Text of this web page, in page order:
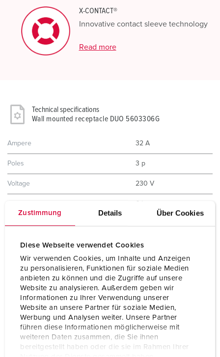
Zustimmung Details Über Cookies
Diese Webseite verwendet Cookies
Wir verwenden Cookies, um Inhalte und Anzeigen
zu personalisieren, Funktionen für soziale Medien
anbieten zu können und die Zugriffe auf unsere
Website zu analysieren. Außerdem geben wir
Informationen zu Ihrer Verwendung unserer
Website an unsere Partner für soziale Medien,
Werbung und Analysen weiter. Unsere Partner
führen diese Informationen möglicherweise mit
weiteren Daten zusammen, die Sie ihnen
bereitgestellt haben oder die sie im Rahmen Ihrer
X-CONTACT®
Innovative contact sleeve technology
Read more
Technical specifications
Wall mounted receptacle DUO 5603306G
Ampere 32 A
Poles 3 p
Voltage 230 V
Hertz
Connection technology Screw terminals
X-CONTACT
Protection type
Enclosure material Plastic
Weight 1376 g
Certifications
CB Zertifikat